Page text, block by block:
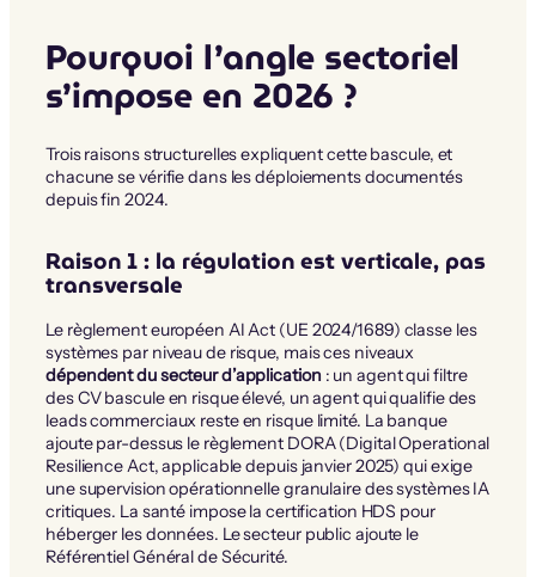
Pourquoi l’angle sectoriel
s’impose en 2026 ?
Trois raisons structurelles expliquent cette bascule, et
chacune se vérifie dans les déploiements documentés
depuis fin 2024.
Raison 1 : la régulation est verticale, pas
transversale
Le règlement européen AI Act (UE 2024/1689) classe les
systèmes par niveau de risque, mais ces niveaux
dépendent du secteur d’application : un agent qui filtre
des CV bascule en risque élevé, un agent qui qualifie des
leads commerciaux reste en risque limité. La banque
ajoute par-dessus le règlement DORA (Digital Operational
Resilience Act, applicable depuis janvier 2025) qui exige
une supervision opérationnelle granulaire des systèmes IA
critiques. La santé impose la certification HDS pour
héberger les données. Le secteur public ajoute le
Référentiel Général de Sécurité.